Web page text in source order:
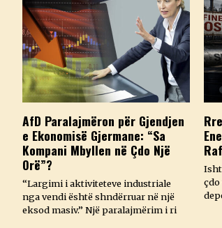
AfD Paralajmëron për Gjendjen
e Ekonomisë Gjermane: “Sa
Kompani Mbyllen në Çdo Një
Orë”?
“Largimi i aktiviteteve industriale
nga vendi është shndërruar në një
eksod masiv.” Një paralajmërim i ri
çdo